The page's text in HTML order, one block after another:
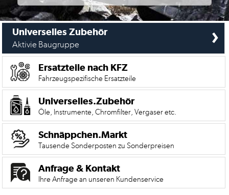
Universelles Zubehör
Aktivie Baugruppe ›
Ersatzteile nach KFZ
Fahrzeugspezifische Ersatzteile
Universelles.Zubehör
Öle, Instrumente, Chromfilter, Vergaser etc.
Schnäppchen.Markt
Tausende Sonderposten zu Sonderpreisen
Anfrage & Kontakt
Ihre Anfrage an unseren Kundenservice